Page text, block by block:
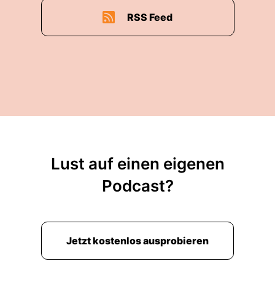
RSS Feed
Lust auf einen eigenen
Podcast?
Jetzt kostenlos ausprobieren